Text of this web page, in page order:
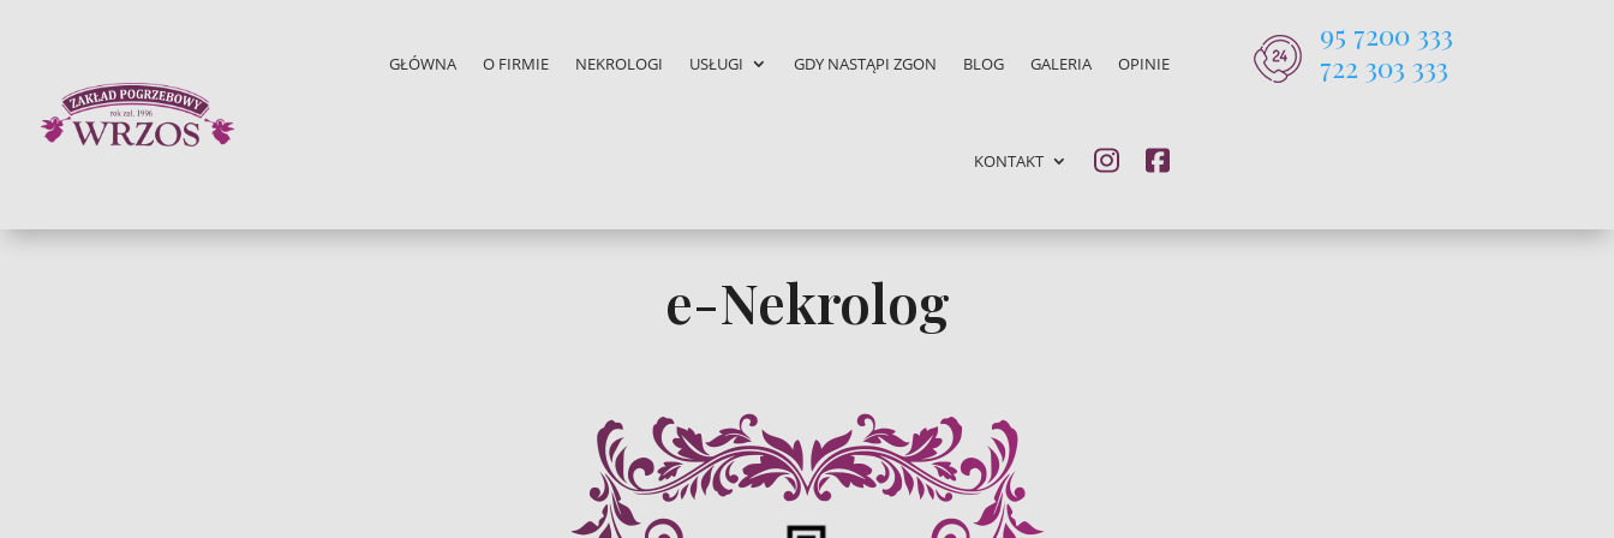
GŁÓWNA O FIRMIE NEKROLOGI USŁUGI GDY NASTĄPI ZGON BLOG GALERIA OPINIE
KONTAKT
95 7200 333
722 303 333
e-Nekrolog